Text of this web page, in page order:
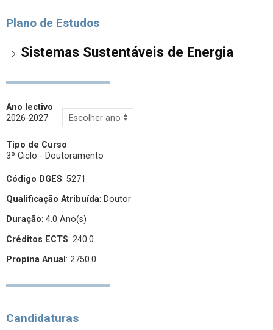
Plano de Estudos
Sistemas Sustentáveis de Energia
Ano lectivo
2026-2027
Tipo de Curso
3º Ciclo - Doutoramento
Código DGES: 5271
Qualificação Atribuída: Doutor
Duração: 4.0 Ano(s)
Créditos ECTS: 240.0
Propina Anual : 2750.0
Candidaturas